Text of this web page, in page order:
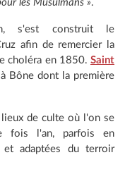
les Musulmans ».
s'est construit le
afin de remercier la
choléra en 1850. Saint
Bône dont la première
de culte où l'on se
fois l'an, parfois en
et adaptées du terroir